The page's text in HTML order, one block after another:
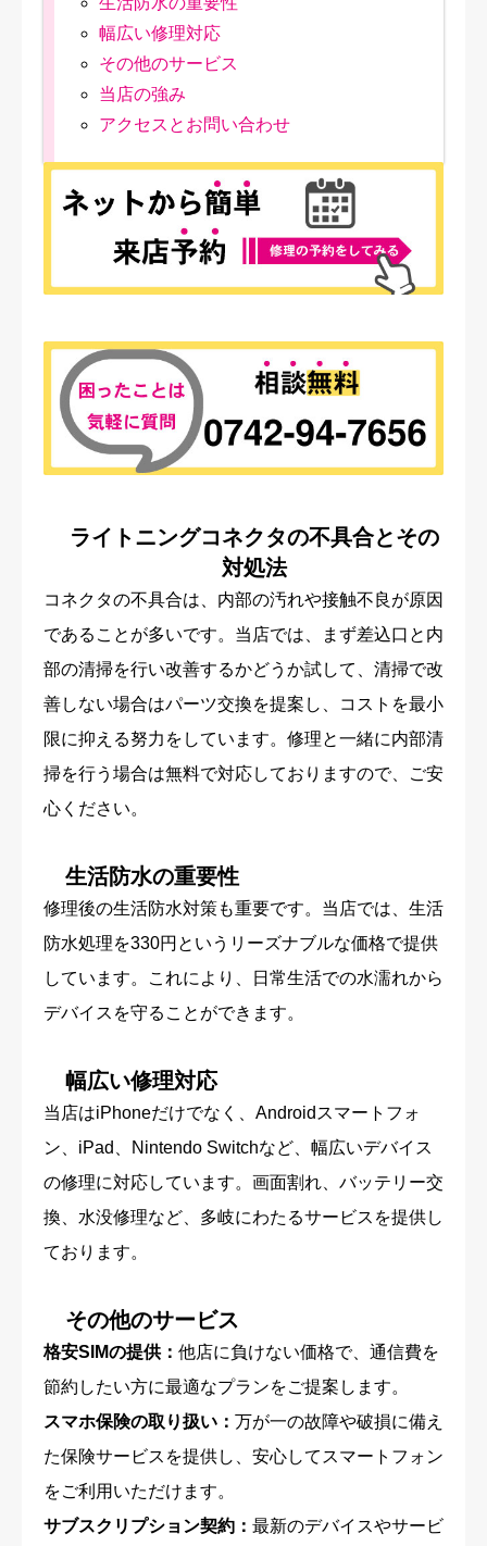
幅広い修理対応
その他のサービス
当店の強み
アクセスとお問い合わせ
ライトニングコネクタの不具合とその
対処法
コネクタの不具合は、内部の汚れや接触不良が原因
であることが多いです。当店では、まず差込口と内
部の清掃を行い改善するかどうか試して、清掃で改
善しない場合はパーツ交換を提案し、コストを最小
限に抑える努力をしています。修理と一緒に内部清
掃を行う場合は無料で対応しておりますので、ご安
心ください。
生活防水の重要性
修理後の生活防水対策も重要です。当店では、生活
防水処理を330円というリーズナブルな価格で提供
しています。これにより、日常生活での水濡れから
デバイスを守ることができます。
幅広い修理対応
当店はiPhoneだけでなく、Androidスマートフォ
ン、iPad、Nintendo Switchなど、幅広いデバイス
の修理に対応しています。画面割れ、バッテリー交
換、水没修理など、多岐にわたるサービスを提供し
ております。
その他のサービス
格安SIMの提供： 他店に負けない価格で、通信費を
節約したい方に最適なプランをご提案します。
スマホ保険の取り扱い： 万が一の故障や破損に備え
た保険サービスを提供し、安心してスマートフォン
をご利用いただけます。
サブスクリプション契約： 最新のデバイスやサービ